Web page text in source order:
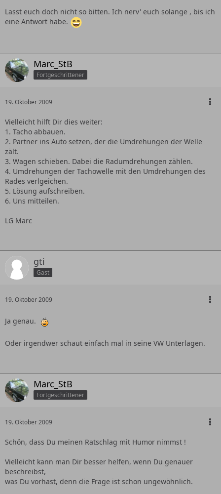
Lasst euch doch nicht so bitten. Ich nerv' euch solange , bis ich
eine Antwort habe.
Marc_StB
Fortgeschrittener
19. Oktober 2009
Vielleicht hilft Dir dies weiter:
1. Tacho abbauen.
2. Partner ins Auto setzen, der die Umdrehungen der Welle
zält.
3. Wagen schieben. Dabei die Radumdrehungen zählen.
4. Umdrehungen der Tachowelle mit den Umdrehungen des
Rades verlgeichen.
5. Lösung aufschreiben.
6. Uns mitteilen.
LG Marc
gti
Gast
19. Oktober 2009
Ja genau.
Oder irgendwer schaut einfach mal in seine VW Unterlagen.
Marc_StB
Fortgeschrittener
19. Oktober 2009
Schön, dass Du meinen Ratschlag mit Humor nimmst !
Vielleicht kann man Dir besser helfen, wenn Du genauer
beschreibst,
was Du vorhast, denn die Frage ist schon ungewöhnlich.